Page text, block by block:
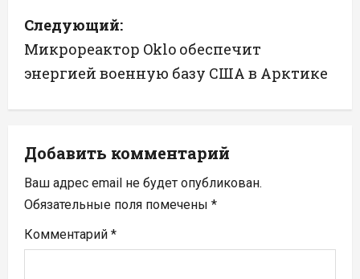
г
а
ц
и
я
п
о
Следующий:
Микрореактор Oklo обеспечит
энергией военную базу США в Арктике
Добавить комментарий
Ваш адрес email не будет опубликован.
Обязательные поля помечены *
Комментарий *